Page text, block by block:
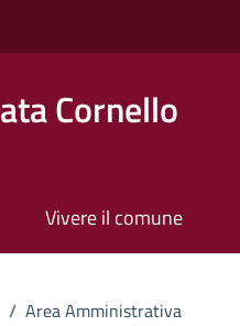
Cornello
Vivere il comune
/ Area Amministrativa